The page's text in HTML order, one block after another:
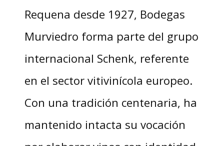
Requena desde 1927, Bodegas
Murviedro forma parte del grupo
internacional Schenk, referente
en el sector vitivinícola europeo.
Con una tradición centenaria, ha
mantenido intacta su vocación